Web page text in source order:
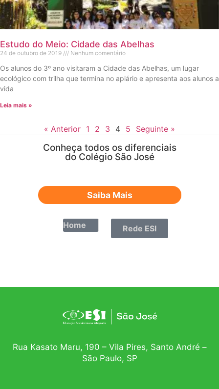
Estudo do Meio: Cidade das Abelhas
24 de outubro de 2019 Nenhum comentário
Os alunos do 3º ano visitaram a Cidade das Abelhas, um lugar
ecológico com trilha que termina no apiário e apresenta aos alunos a
vida
Leia mais »
« Anterior 1 2 3 4 5 Seguinte »
Conheça todos os diferenciais
do Colégio São José
Saiba Mais
Home Rede ESI
Rua Kasato Maru, 190 – Vila Pires, Santo André –
São Paulo, SP